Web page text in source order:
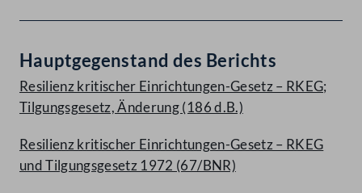
Hauptgegenstand des Berichts
Resilienz kritischer Einrichtungen-Gesetz – RKEG;
Tilgungsgesetz, Änderung (186 d.B.)
Resilienz kritischer Einrichtungen-Gesetz – RKEG
und Tilgungsgesetz 1972 (67/BNR)